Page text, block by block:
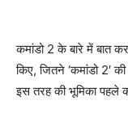
कमांडो 2 के बारे में बात
किए, जितने ‘कमांडो 2′
इस तरह की भूमिका पहले